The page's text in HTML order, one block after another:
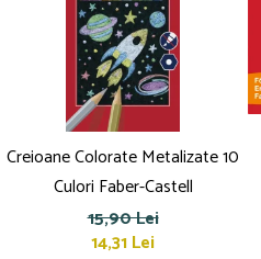
Creioane Colorate Metalizate 10
Culori Faber-Castell
15,90 Lei
14,31 Lei